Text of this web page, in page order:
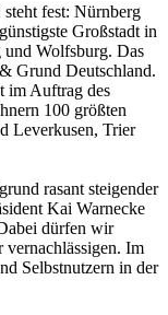
fest: Nürnberg
Großstadt in
Wolfsburg. Das
Grund Deutschland.
im Auftrag des
100 größten
Leverkusen, Trier
rasant steigender
Kai Warnecke
dürfen wir
Im
Selbstnutzern in der